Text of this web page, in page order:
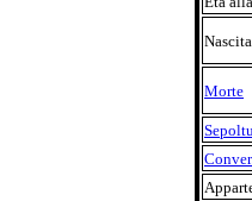
Nascita
Morte